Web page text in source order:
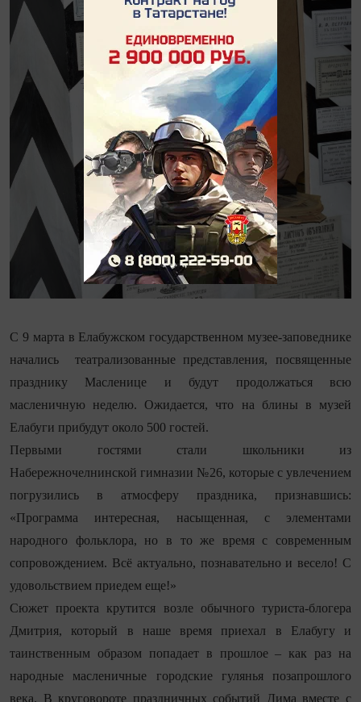
С 9 марта в Елабужском государственном музее-заповеднике
начались театрализованные представления, посвященные
празднику Масленице и будут продолжаться всю
масленичную неделю. Ожидается, что на блины в музей
Елабуги прибудут около 500 гостей.
Первыми гостями стали школьники из
Набережночелнинской гимназии №26, которые с увлечением
погрузились в атмосферу праздника, признавшись:
«Программа интересная, насыщенная, с элементами
народного фольклора, но в то же время с современным
сопровождением. Всё актуально, познавательно и весело! С
удовольствием приедем еще!»
Сюжет проекта крутится возле обычного туриста-блогера
Дмитрия, который в наше время приехал в Елабугу и
таинственным образом попадает в прошлое – как раз на
народные масленичные городские гулянья позапрошлого
века. В круговороте праздничных событий Дима вместе с